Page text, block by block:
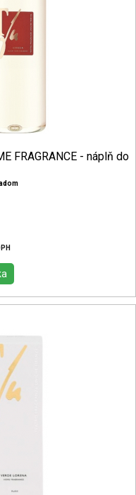
FRAGRANCE - náplň do